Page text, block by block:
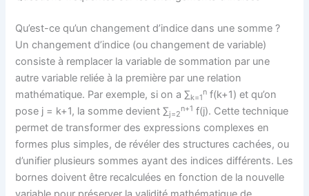
Qu’est-ce qu’un changement d’indice dans une somme ?
Un changement d’indice (ou changement de variable)
consiste à remplacer la variable de sommation par une
autre variable reliée à la première par une relation
mathématique. Par exemple, si on a ∑k=1
n f(k+1) et qu’on
pose j = k+1, la somme devient ∑j=2
n+1 f(j). Cette technique
permet de transformer des expressions complexes en
formes plus simples, de révéler des structures cachées, ou
d’unifier plusieurs sommes ayant des indices différents. Les
bornes doivent être recalculées en fonction de la nouvelle